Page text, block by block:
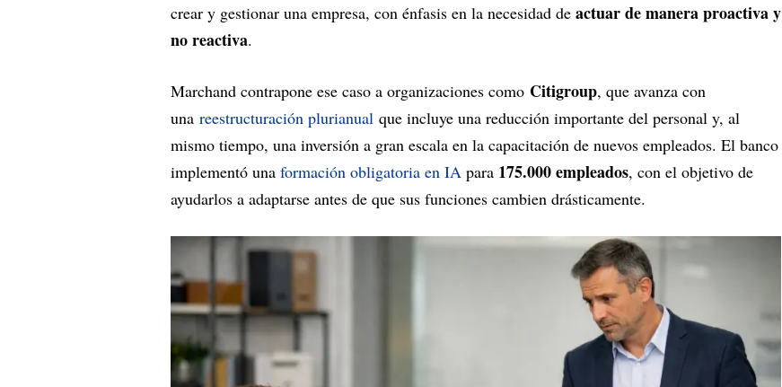
crear y gestionar una empresa, con énfasis en la necesidad de actuar de manera proactiva y
no reactiva.
Marchand contrapone ese caso a organizaciones como Citigroup, que avanza con
una reestructuración plurianual que incluye una reducción importante del personal y, al
mismo tiempo, una inversión a gran escala en la capacitación de nuevos empleados. El banco
implementó una formación obligatoria en IA para 175.000 empleados, con el objetivo de
ayudarlos a adaptarse antes de que sus funciones cambien drásticamente.